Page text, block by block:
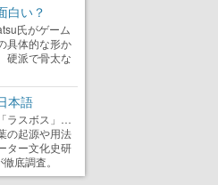
白い？
氏がゲーム
具体的な形か
硬派で骨太な
本語
ラスボス」…
の起源や用法
ター文化史研
底調査。